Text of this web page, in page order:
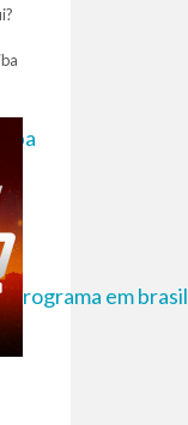
programa em brasil